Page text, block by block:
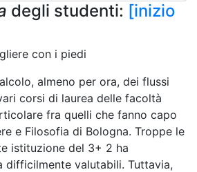
degli studenti: [inizio
con i piedi
almeno per ora, dei flussi
corsi di laurea delle facoltà
fra quelli che fanno capo
e Filosofia di Bologna. Troppe le
istituzione del 3+ 2 ha
difficilmente valutabili. Tuttavia,